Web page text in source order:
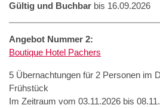
Gültig und Buchbar bis 16.09.2026
Angebot Nummer 2:
Boutique Hotel Pachers
5 Übernachtungen für 2 Personen im
Frühstück
Im Zeitraum vom 03.11.2026 bis